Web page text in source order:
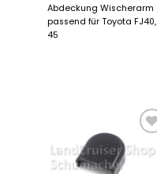
Abdeckung Wischerarm
passend für Toyota FJ40,
45
Zum
Merkzettel
hinzufügen